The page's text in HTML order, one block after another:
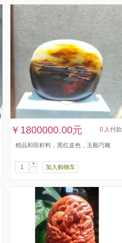
￥1800000.00元 0 人付款
精品和田籽料，黑红皮色，玉殿巧雕
+
-
加入购物车